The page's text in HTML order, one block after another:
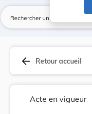
arrow_back Retour accueil
Acte en vigueur